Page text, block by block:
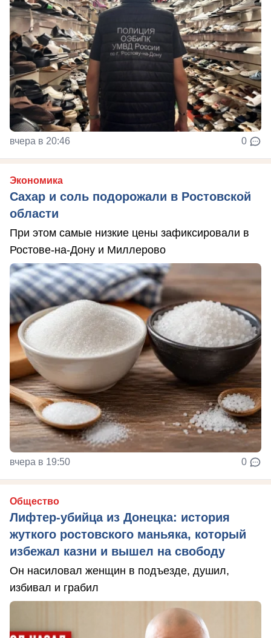
вчера в 20:46 0
Экономика
Сахар и соль подорожали в Ростовской
области
При этом самые низкие цены зафиксировали в
Ростове-на-Дону и Миллерово
вчера в 19:50 0
Общество
Лифтер-убийца из Донецка: история
жуткого ростовского маньяка, который
избежал казни и вышел на свободу
Он насиловал женщин в подъезде, душил,
избивал и грабил